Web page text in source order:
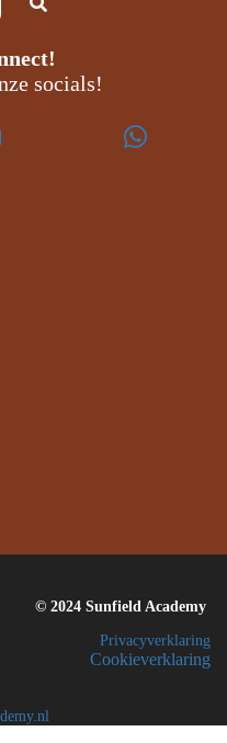
socials!
© 2024 Sunfield Academy
Privacyverklaring
Cookieverklaring